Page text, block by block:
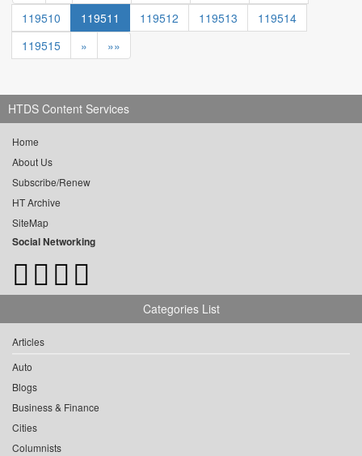
119510
119511 119512 119513
119514
119515
» »»
HTDS Content Services
Home
About Us
Subscribe/Renew
HT Archive
SiteMap
Social Networking
Categories List
Articles
Auto
Blogs
Business & Finance
Cities
Columnists